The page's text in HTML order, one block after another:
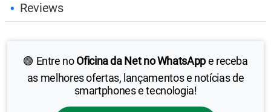
Reviews
🟢 Entre noOficina da Net no WhatsAppe receba
as melhores ofertas, lançamentos e notícias de
smartphones e tecnologia!